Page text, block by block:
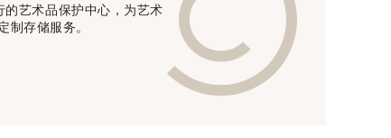
艺术品保护中心，为艺术
制存储服务。